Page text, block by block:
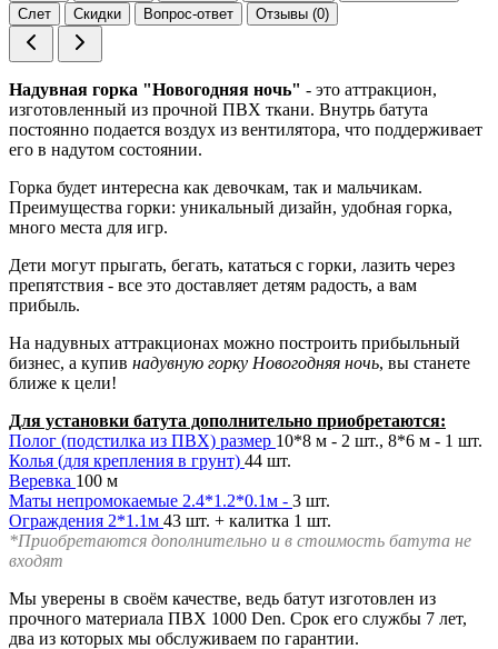
Слет
Скидки Вопрос-ответ Отзывы (0)
Надувная горка "Новогодняя ночь" - это аттракцион,
изготовленный из прочной ПВХ ткани. Внутрь батута
постоянно подается воздух из вентилятора, что поддерживает
его в надутом состоянии.
Горка будет интересна как девочкам, так и мальчикам.
Преимущества горки: уникальный дизайн, удобная горка,
много места для игр.
Дети могут прыгать, бегать, кататься с горки, лазить через
препятствия - все это доставляет детям радость, а вам
прибыль.
На надувных аттракционах можно построить прибыльный
бизнес, а купив надувную горку Новогодняя ночь, вы станете
ближе к цели!
Для установки батута дополнительно приобретаются:
Полог (подстилка из ПВХ) размер 10*8 м - 2 шт., 8*6 м - 1 шт.
Колья (для крепления в грунт) 44 шт.
Веревка 100 м
Маты непромокаемые 2.4*1.2*0.1м - 3 шт.
Ограждения 2*1.1м 43 шт. + калитка 1 шт.
*Приобретаются дополнительно и в стоимость батута не
входят
Мы уверены в своём качестве, ведь батут изготовлен из
прочного материала ПВХ 1000 Den. Срок его службы 7 лет,
два из которых мы обслуживаем по гарантии.